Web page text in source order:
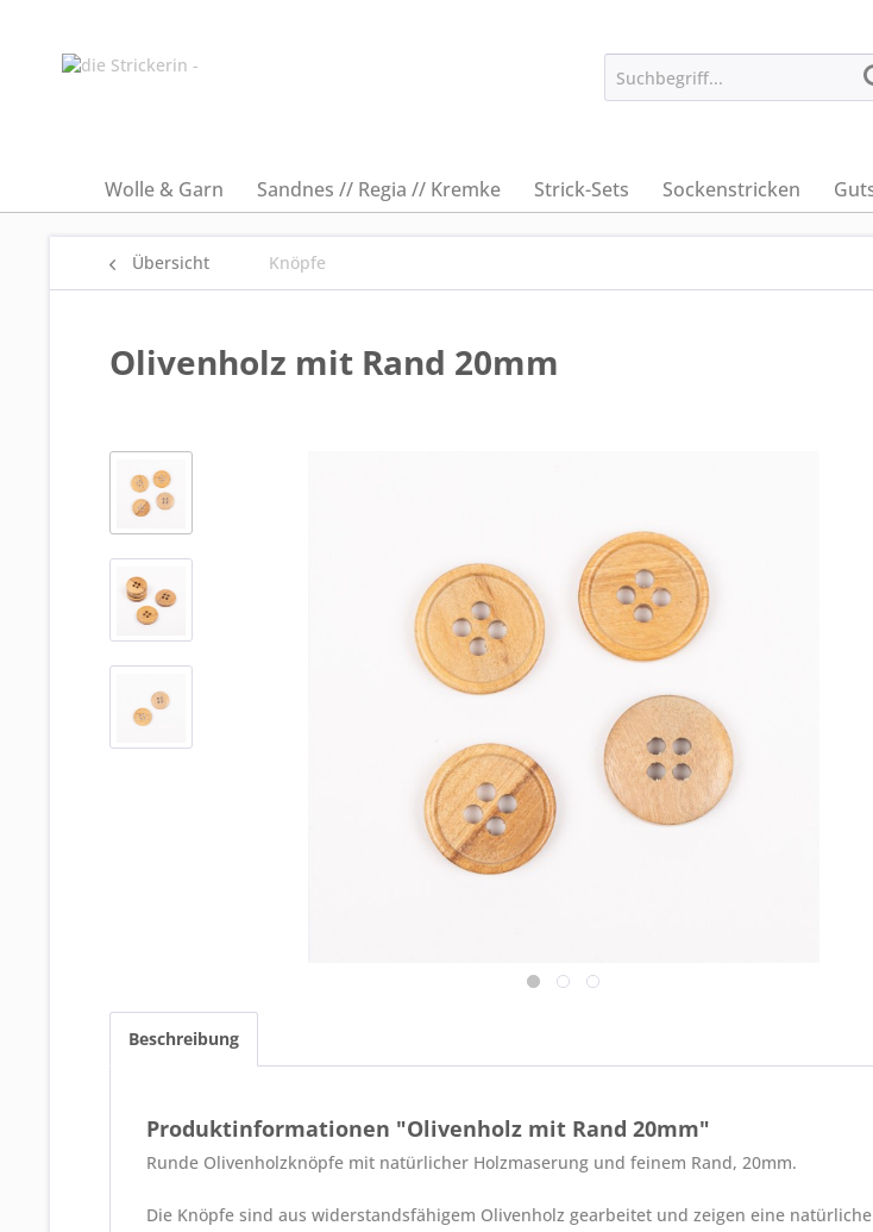
Wolle & Garn Sandnes // Regia // Kremke Strick-Sets Sockenstricken
Übersicht Knöpfe
Olivenholz mit Rand 20mm
Beschreibung
Produktinformationen "Olivenholz mit Rand 20mm"
Runde Olivenholzknöpfe mit natürlicher Holzmaserung und feinem Rand, 20mm.
Die Knöpfe sind aus widerstandsfähigem Olivenholz gearbeitet und zeigen eine